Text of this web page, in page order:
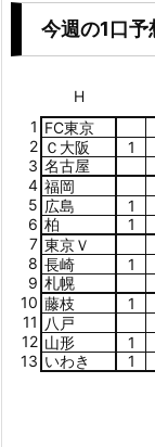
今週の1口予
H
1 FC東京
2 Ｃ大阪 1
3 名古屋
4 福岡
5 広島 1
6 柏 1
7 東京Ｖ
8 長崎 1
9 札幌
10 藤枝 1
11 八戸
12 山形 1
13 いわき 1